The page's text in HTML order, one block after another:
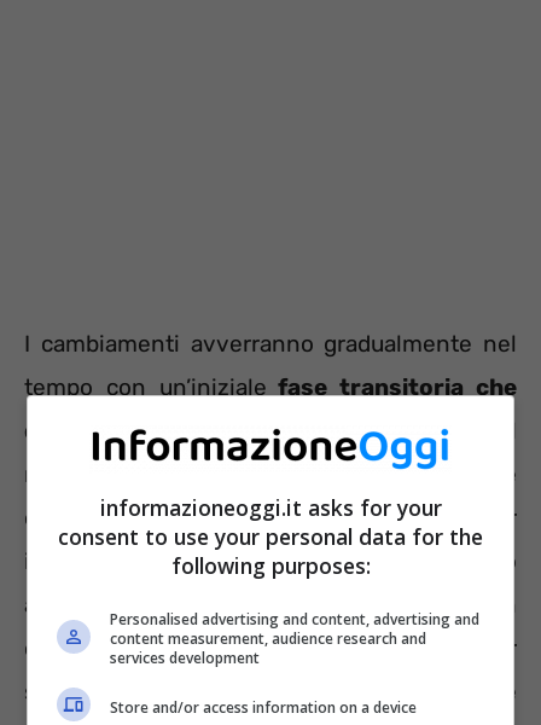
I cambiamenti avverranno gradualmente nel
tempo con un’iniziale fase transitoria che
durerà fino al 2024 destinata al
reclutamento di
70 mila precaritramite
concorso pubblico. Condizione necessaria per
i precari è avere minimotre anni di servizio
alle spalle. I vincitori verranno assunti con
contratto – full time o part time – per
svolgere inizialmente un corso di formazione
informazioneoggi.it asks for your
consent to use your personal data for the
following purposes:
Personalised advertising and content, advertising and
content measurement, audience research and
services development
Store and/or access information on a device